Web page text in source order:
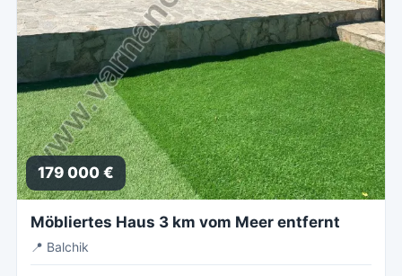
179 000 €
Möbliertes Haus 3 km vom Meer entfernt
📍 Balchik